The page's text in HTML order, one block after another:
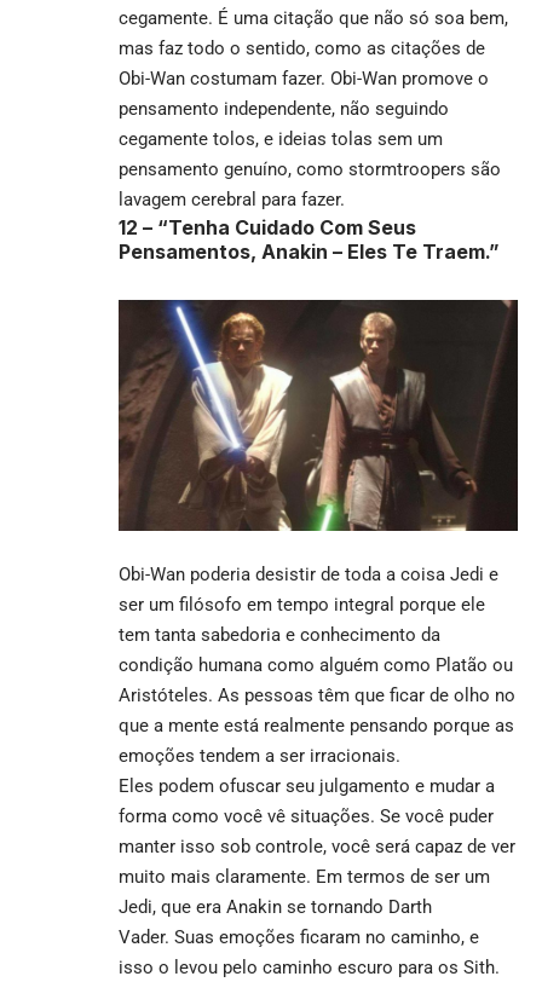
cegamente. É uma citação que não só soa bem,
mas faz todo o sentido, como as citações de
Obi-Wan costumam fazer. Obi-Wan promove o
pensamento independente, não seguindo
cegamente tolos, e ideias tolas sem um
pensamento genuíno, como stormtroopers são
lavagem cerebral para fazer.
12 – “Tenha Cuidado Com Seus
Pensamentos, Anakin – Eles Te Traem.”
Obi-Wan poderia desistir de toda a coisa Jedi e
ser um filósofo em tempo integral porque ele
tem tanta sabedoria e conhecimento da
condição humana como alguém como Platão ou
Aristóteles. As pessoas têm que ficar de olho no
que a mente está realmente pensando porque as
emoções tendem a ser irracionais.
Eles podem ofuscar seu julgamento e mudar a
forma como você vê situações. Se você puder
manter isso sob controle, você será capaz de ver
muito mais claramente. Em termos de ser um
Jedi, que era Anakin se tornando Darth
Vader. Suas emoções ficaram no caminho, e
isso o levou pelo caminho escuro para os Sith.